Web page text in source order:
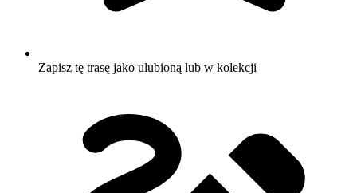
Zapisz tę trasę jako ulubioną lub w kolekcji